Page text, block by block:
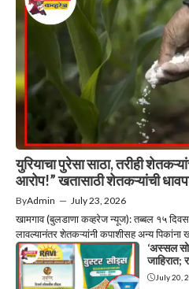
युरियाचा पुरेसा साठा, तरीही
आरोप!” खतासाठी शेतकऱ्यांची
ByAdmin — July 23, 2026
खामगाव (बुलडाणा कव्हरेज न्यूज): तब्बल १५
लावल्यानंतर शेतकऱ्यांनी कपाशीसह अन्य पिकांना
‘अस्सल
जाहिरात;
July 20,